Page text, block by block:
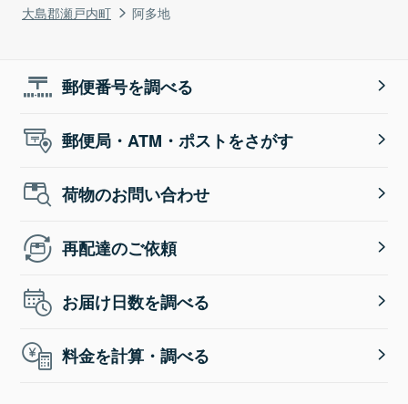
大島郡瀬戸内町
阿多地
郵便番号を調べる
郵便局・ATM・ポストをさがす
荷物のお問い合わせ
再配達のご依頼
お届け日数を調べる
料金を計算・調べる